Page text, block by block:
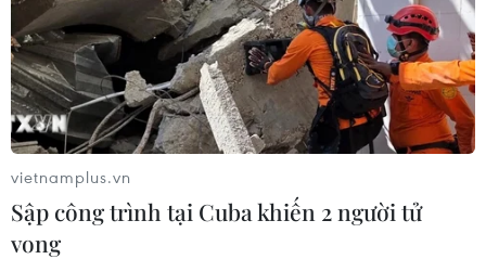
COVID-19, tính từ 6h đến 12h ngày 24/6, Việt
Nam có 127 ca mắc mới (BN13990-14116), trong
đó 126 ca ghi nhận trong nước tại Thành phố Hồ
Chí Minh (75), Bình Dương (27), Bắc Giang (16),
Bắc Ninh (5), Hưng Yên (2), Thái Bình (1); trong
khu đã được phong tỏa; 1 ca cách ly ngay sau
khi nhập cảnh tại Hà Nội.
vietnamplus.vn
Sập công trình tại Cuba khiến 2 người tử
vong